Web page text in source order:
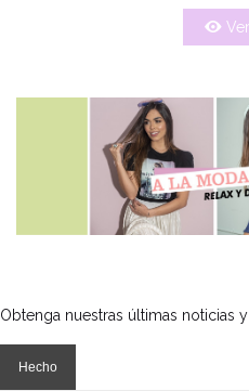
Obtenga nuestras últimas noticias